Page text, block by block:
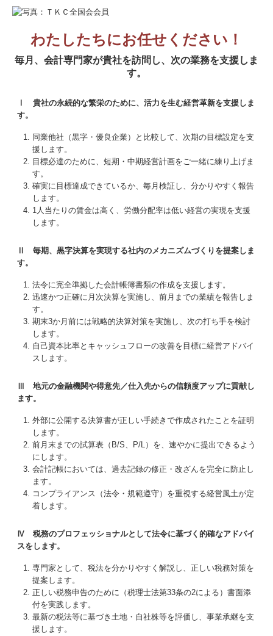
わたしたちにお任せください！
毎月、会計専門家が貴社を訪問し、次の業務を支援しま
す。
Ⅰ 貴社の永続的な繁栄のために、活力を生む経営革新を支援しま
す。
同業他社（黒字・優良企業）と比較して、次期の目標設定を支
援します。
目標必達のために、短期・中期経営計画をご一緒に練り上げま
す。
確実に目標達成できているか、毎月検証し、分かりやすく報告
します。
1人当たりの賃金は高く、労働分配率は低い経営の実現を支援
します。
Ⅱ 毎期、黒字決算を実現する社内のメカニズムづくりを提案しま
す。
法令に完全準拠した会計帳簿書類の作成を支援します。
迅速かつ正確に月次決算を実施し、前月までの業績を報告しま
す。
期末3か月前には戦略的決算対策を実施し、次の打ち手を検討
します。
自己資本比率とキャッシュフローの改善を目標に経営アドバイ
スします。
Ⅲ 地元の金融機関や得意先／仕入先からの信頼度アップに貢献し
ます。
外部に公開する決算書が正しい手続きで作成されたことを証明
します。
前月末までの試算表（B/S、P/L）を、速やかに提出できるよう
にします。
会計記帳においては、過去記録の修正・改ざんを完全に防止し
ます。
コンプライアンス（法令・規範遵守）を重視する経営風土が定
着します。
Ⅳ 税務のプロフェッショナルとして法令に基づく的確なアドバイ
スをします。
専門家として、税法を分かりやすく解説し、正しい税務対策を
提案します。
正しい税務申告のために（税理士法第33条の2による）書面添
付を実践します。
最新の税法等に基づき土地・自社株等を評価し、事業承継を支
援します。